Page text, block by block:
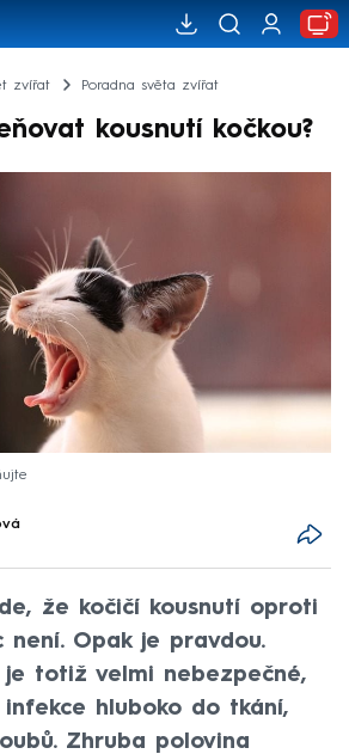
zvířat Poradna světa zvířat
kousnutí kočkou?
že kočičí kousnutí oproti
není. Opak je pravdou.
je totiž velmi nebezpečné,
hluboko do tkání,
Zhruba polovina